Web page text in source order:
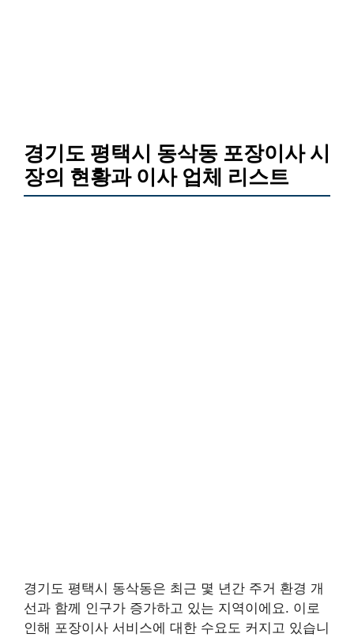
경기도 평택시 동삭동 포장이사 시
장의 현황과 이사 업체 리스트
경기도 평택시 동삭동은 최근 몇 년간 주거 환경 개
선과 함께 인구가 증가하고 있는 지역이에요. 이로
인해 포장이사 서비스에 대한 수요도 커지고 있습니